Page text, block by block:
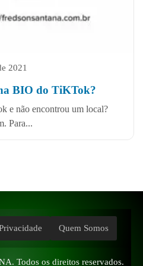
2021
BIO do TiKTok?
e não encontrou um local?
Para...
Quem Somos
. Todos os direitos reservados.